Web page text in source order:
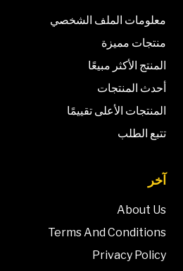
معلومات الملف الشخصي
منتجات مميزة
المنتج الأكثر مبيعًا
أحدث المنتجات
المنتجات الأعلى تقييمًا
تتبع الطلب
آخر
About Us
Terms And Conditions
Privacy Policy